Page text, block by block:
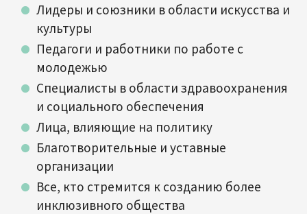
Лидеры и союзники в области искусства и
культуры
Педагоги и работники по работе с
молодежью
Специалисты в области здравоохранения
и социального обеспечения
Лица, влияющие на политику
Благотворительные и уставные
организации
Все, кто стремится к созданию более
инклюзивного общества